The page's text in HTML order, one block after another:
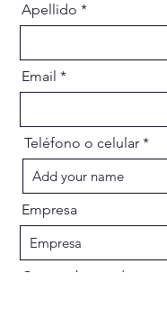
Apellido
Email
Teléfono o celular
Empresa
Comprobante de pago